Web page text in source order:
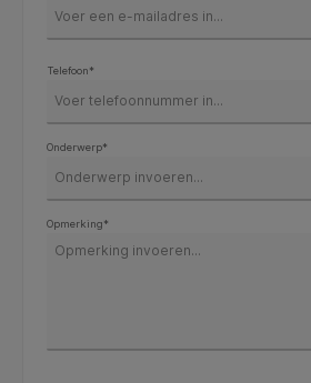
Telefoon*
Onderwerp*
Opmerking*